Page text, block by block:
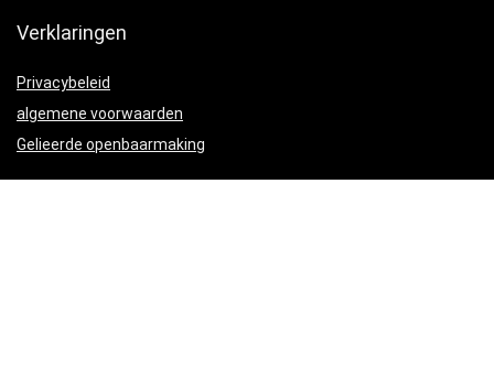
Verklaringen
Privacybeleid
algemene voorwaarden
Gelieerde openbaarmaking